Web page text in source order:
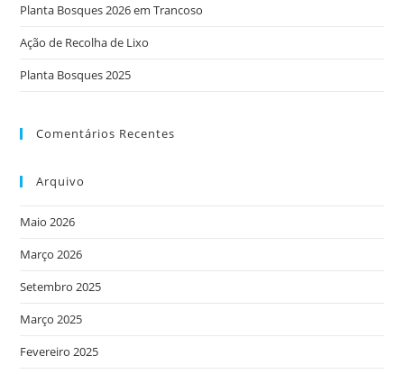
Planta Bosques 2026 em Trancoso
Ação de Recolha de Lixo
Planta Bosques 2025
Comentários Recentes
Arquivo
Maio 2026
Março 2026
Setembro 2025
Março 2025
Fevereiro 2025